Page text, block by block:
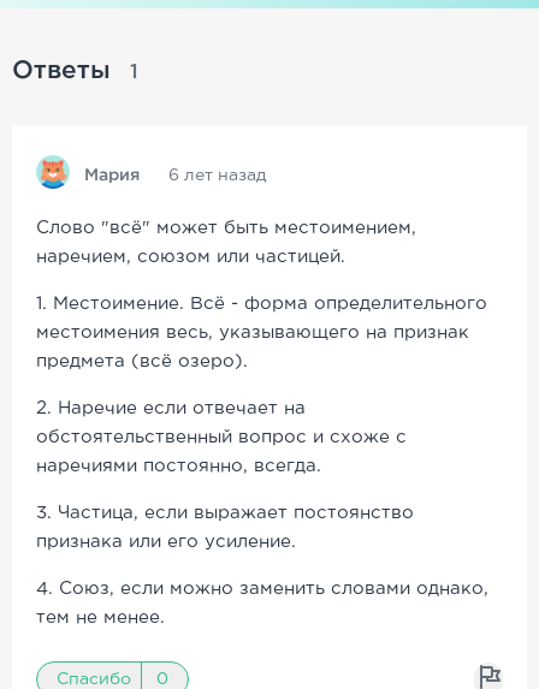
Ответы 1
Мария 6 лет назад
Слово "всё" может быть местоимением,
наречием, союзом или частицей.
1. Местоимение. Всё - форма определительного
местоимения весь, указывающего на признак
предмета (всё озеро).
2. Наречие если отвечает на
обстоятельственный вопрос и схоже с
наречиями постоянно, всегда.
3. Частица, если выражает постоянство
признака или его усиление.
4. Союз, если можно заменить словами однако,
тем не менее.
Спасибо 0